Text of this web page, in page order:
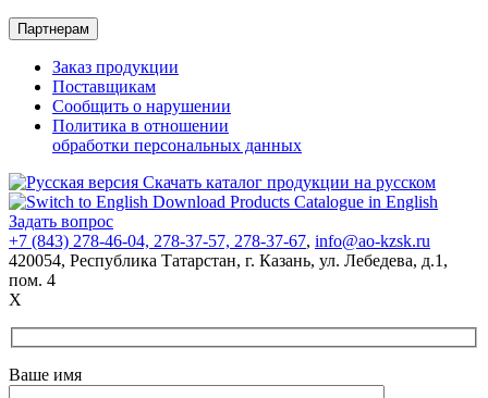
Партнерам
Заказ продукции
Поставщикам
Сообщить о нарушении
Политика в отношении
обработки персональных данных
Скачать каталог продукции на русском
Download Products Catalogue in English
Задать вопрос
+7 (843) 278-46-04, 278-37-57, 278-37-67, info@ao-kzsk.ru
420054, Республика Татарстан, г. Казань, ул. Лебедева, д.1 ,
пом. 4
X
Ваше имя